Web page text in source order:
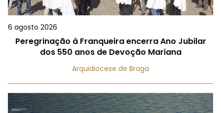
6 agosto 2026
Peregrinação à Franqueira encerra Ano Jubilar
dos 550 anos de Devoção Mariana
Arquidiocese de Braga